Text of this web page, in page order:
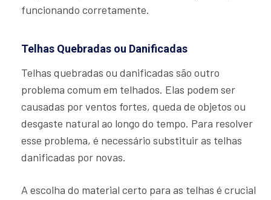
funcionando corretamente.
Telhas Quebradas ou Danificadas
Telhas quebradas ou danificadas são outro
problema comum em telhados. Elas podem ser
causadas por ventos fortes, queda de objetos ou
desgaste natural ao longo do tempo. Para resolver
esse problema, é necessário substituir as telhas
danificadas por novas.
A escolha do material certo para as telhas é crucial